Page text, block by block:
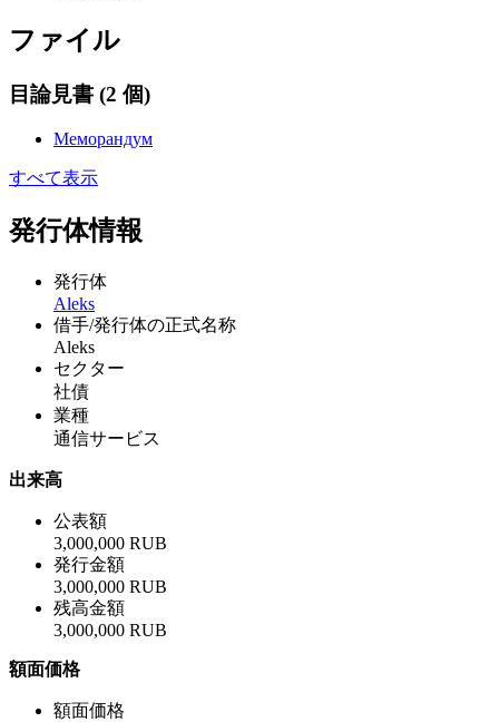
ファイル
目論見書 (2 個)
Меморандум
すべて表示
発行体情報
発行体
Aleks
借手/発行体の正式名称
Aleks
セクター
社債
業種
通信サービス
出来高
公表額
3,000,000 RUB
発行金額
3,000,000 RUB
残高金額
3,000,000 RUB
額面価格
額面価格